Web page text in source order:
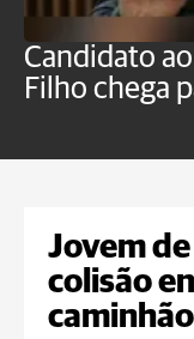
Candidato
Filho chega
Jovem
colisão
caminhão